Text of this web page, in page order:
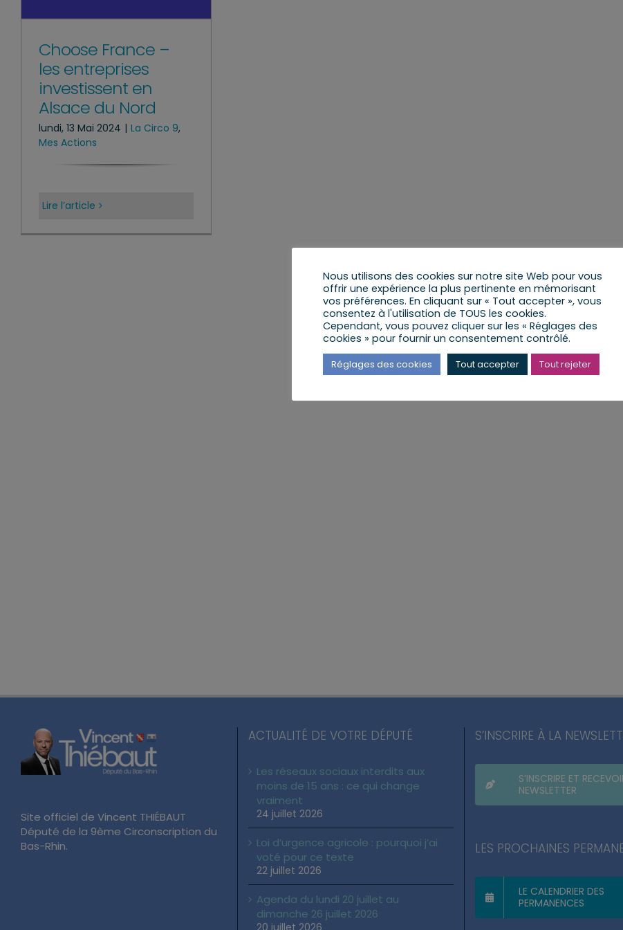
Choose France –
les entreprises
investissent en
Alsace du Nord
lundi, 13 Mai 2024 | La Circo 9,
Mes Actions
Lire l’article
Site officiel de Vincent THIÉBAUT
Député de la 9ème Circonscription du
Bas-Rhin.
ACTUALITÉ DE VOTRE DÉPUTÉ
Les réseaux sociaux interdits aux
moins de 15 ans : ce qui change
vraiment
24 juillet 2026
Loi d’urgence agricole : pourquoi j’ai
voté pour ce texte
22 juillet 2026
Agenda du lundi 20 juillet au
dimanche 26 juillet 2026
20 juillet 2026
S’INSCRIRE À LA
S’INSCRIRE ET
NEWSLETTER
LES PROCHAINES
LE CALENDRIER DES
PERMANENCES
Nous utilisons des cookies sur notre site Web pour vous
offrir une expérience la plus pertinente en mémorisant
vos préférences. En cliquant sur « Tout accepter », vous
consentez à l'utilisation de TOUS les cookies.
Cependant, vous pouvez cliquer sur les « Réglages des
cookies » pour fournir un consentement contrôlé.
Réglages des cookies Tout accepter Tout rejeter